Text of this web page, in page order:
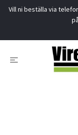
Vill ni beställa via
på